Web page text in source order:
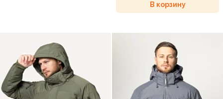
В корзину